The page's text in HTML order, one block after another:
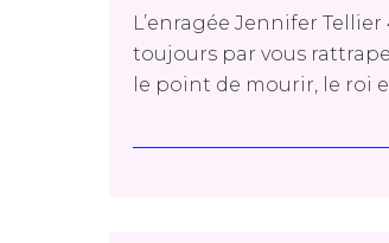
L’enragée Jennifer
toujours par vous
le point de mourir, le roi